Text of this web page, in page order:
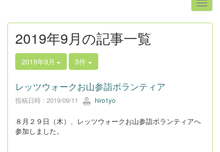
2019年9月の記事一覧
2019年9月 5件
レッツウォークお山参詣ボランティア
投稿日時 : 2019/09/11 hiro1yo
８月２９日（木）、レッツウォークお山参詣ボランティアへ
参加しました。